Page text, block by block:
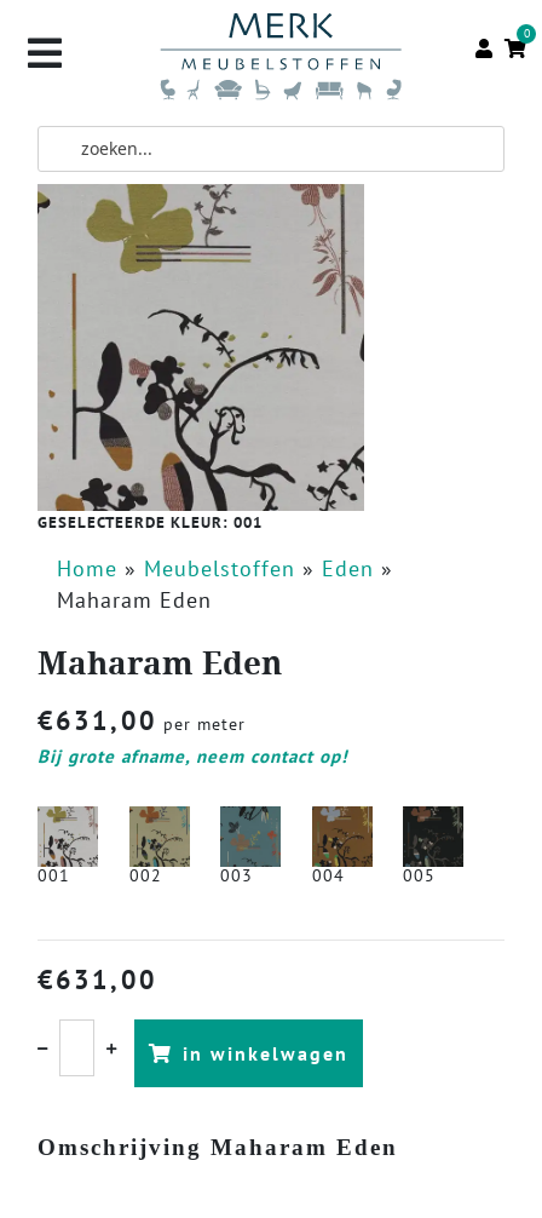
0
GESELECTEERDE KLEUR: 001
Home » Meubelstoffen » Eden »
Maharam Eden
Maharam Eden
€631,00 per meter
Bij grote afname, neem contact op!
001 002 003 004 005
€631,00
in winkelwagen
Omschrijving Maharam Eden